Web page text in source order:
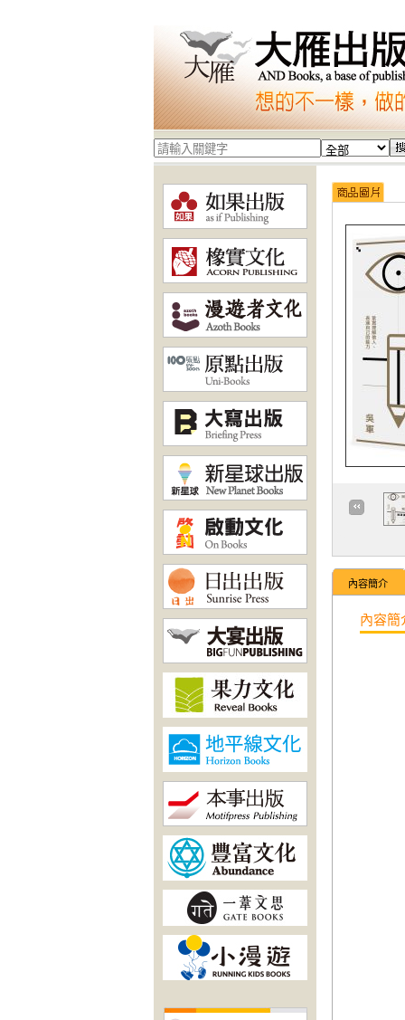
內容簡介
內容簡